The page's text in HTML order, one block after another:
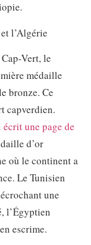
l’Algérie
Vert, le
médaille
bronze. Ce
capverdien.
écrit une page de
d’or
où le continent a
Le Tunisien
une
l’Égyptien
escrime.